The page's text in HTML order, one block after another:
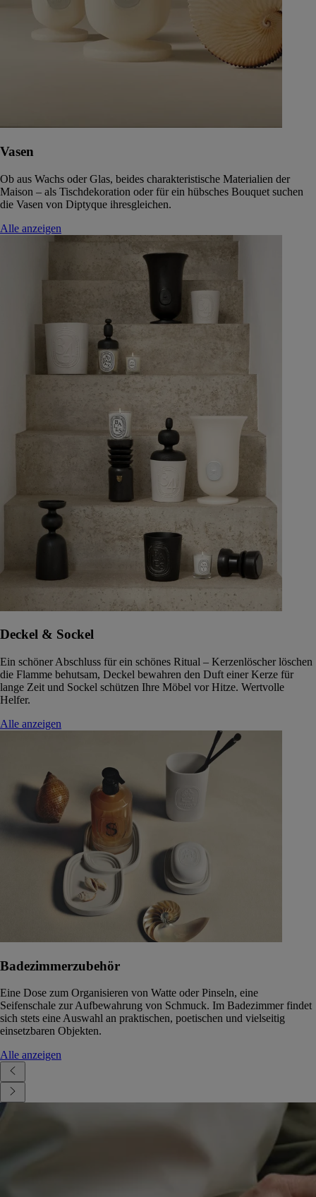
Vasen
Ob aus Wachs oder Glas, beides charakteristische Materialien der
Maison – als Tischdekoration oder für ein hübsches Bouquet suchen
die Vasen von Diptyque ihresgleichen.
Alle anzeigen
Deckel & Sockel
Ein schöner Abschluss für ein schönes Ritual – Kerzenlöscher löschen
die Flamme behutsam, Deckel bewahren den Duft einer Kerze für
lange Zeit und Sockel schützen Ihre Möbel vor Hitze. Wertvolle
Helfer.
Alle anzeigen
Badezimmerzubehör
Eine Dose zum Organisieren von Watte oder Pinseln, eine
Seifenschale zur Aufbewahrung von Schmuck. Im Badezimmer findet
sich stets eine Auswahl an praktischen, poetischen und vielseitig
einsetzbaren Objekten.
Alle anzeigen